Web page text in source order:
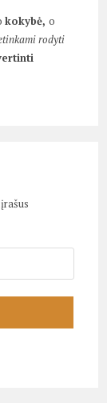
kokybė,o
rodyti